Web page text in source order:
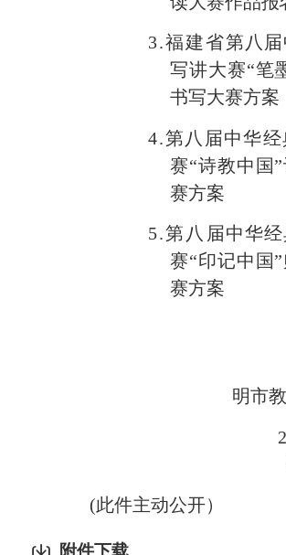
3.福建省第八
写讲大赛“笔
书写大赛方案
4.第 八 届中华
赛“诗教中国
赛方案
5.第 八 届中华
赛“印记中国”
赛方案
明
(此件主动公开）
附件下载